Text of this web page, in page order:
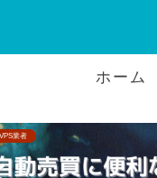
ホーム
インジケーターのお悩み